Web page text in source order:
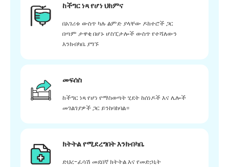
ከችግር ነጻ የሆነ ህክምና
በአገሪቱ ውስጥ ካሉ ልምድ ያላቸው ዶክተሮች ጋር
በጣም ታዋቂ በሆኑ ሆስፒታሎች ውስጥ የተሻለውን
እንክብካቤ ያግኙ
መፍሰስ
ከችግር ነጻ የሆነ የማስወጣት ሂደት ከሰነዶች እና ሌሎች
መገልገያዎች ጋር ይንከባከባል።
ክትትል የሚደረግበት እንክብካቤ
ድህረ-ፈሳሽ መደበኛ ክትትል እና የመድኃኒት